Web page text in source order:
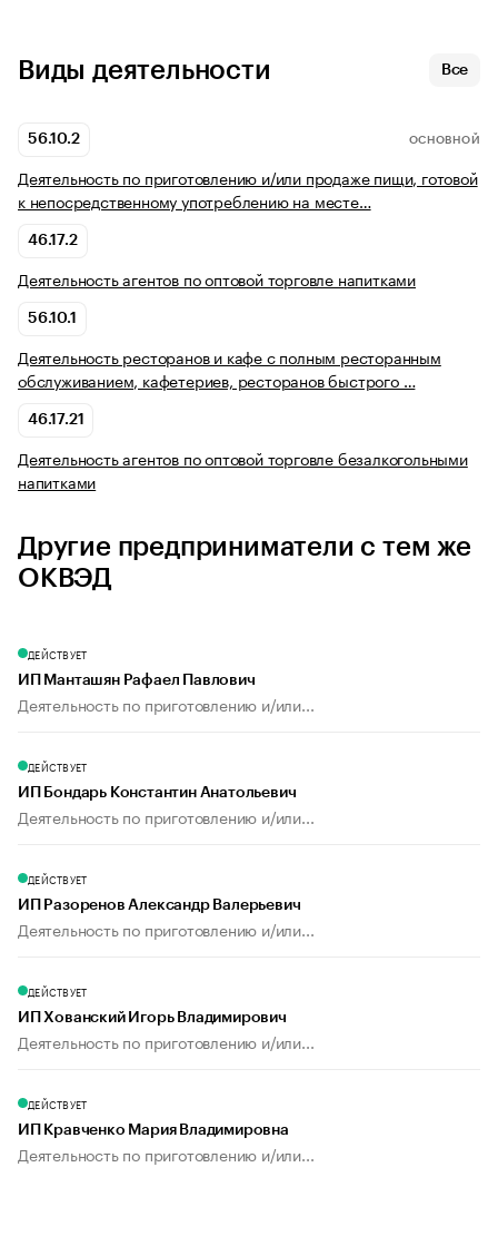
Виды деятельности Все
56.10.2 ОСНОВНОЙ
Деятельность по приготовлению и/или продаже пищи, готовой
к непосредственному употреблению на месте…
46.17.2
Деятельность агентов по оптовой торговле напитками
56.10.1
Деятельность ресторанов и кафе с полным ресторанным
обслуживанием, кафетериев, ресторанов быстрого …
46.17.21
Деятельность агентов по оптовой торговле безалкогольными
напитками
Другие предприниматели с тем же
ОКВЭД
ДЕЙСТВУЕТ
ИП Манташян Рафаел Павлович
Деятельность по приготовлению и/или...
ДЕЙСТВУЕТ
ИП Бондарь Константин Анатольевич
Деятельность по приготовлению и/или...
ДЕЙСТВУЕТ
ИП Разоренов Александр Валерьевич
Деятельность по приготовлению и/или...
ДЕЙСТВУЕТ
ИП Хованский Игорь Владимирович
Деятельность по приготовлению и/или...
ДЕЙСТВУЕТ
ИП Кравченко Мария Владимировна
Деятельность по приготовлению и/или...